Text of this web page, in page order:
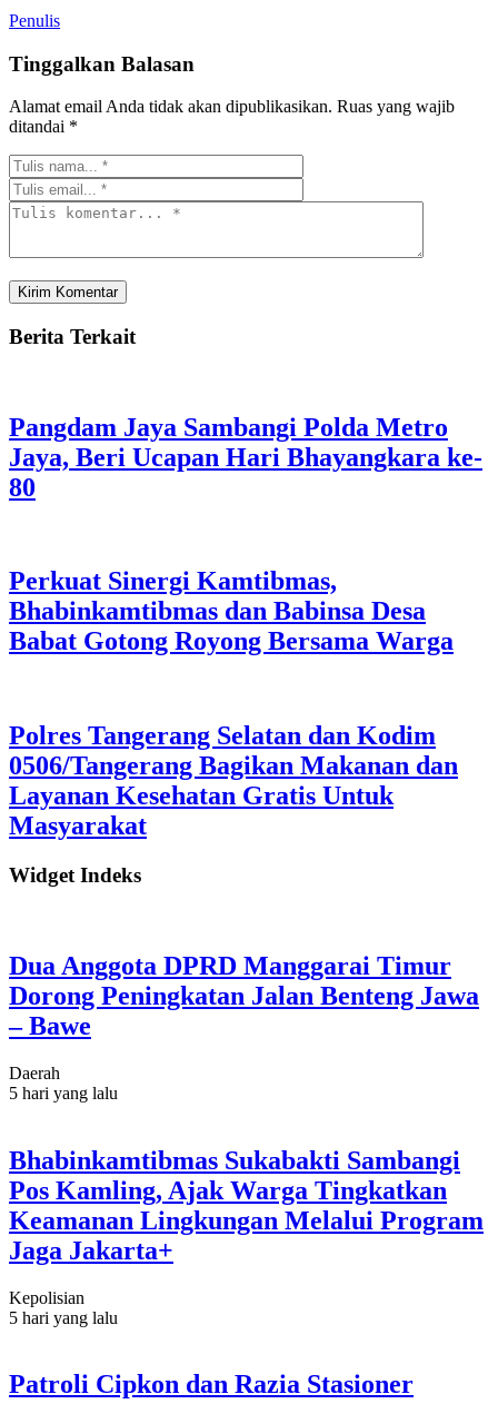
Penulis
Tinggalkan Balasan
Alamat email Anda tidak akan dipublikasikan. Ruas yang wajib
ditandai *
Berita Terkait
Pangdam Jaya Sambangi Polda Metro
Jaya, Beri Ucapan Hari Bhayangkara ke-
80
Perkuat Sinergi Kamtibmas,
Bhabinkamtibmas dan Babinsa Desa
Babat Gotong Royong Bersama Warga
Polres Tangerang Selatan dan Kodim
0506/Tangerang Bagikan Makanan dan
Layanan Kesehatan Gratis Untuk
Masyarakat
Widget Indeks
Dua Anggota DPRD Manggarai Timur
Dorong Peningkatan Jalan Benteng Jawa
– Bawe
Daerah
5 hari yang lalu
Bhabinkamtibmas Sukabakti Sambangi
Pos Kamling, Ajak Warga Tingkatkan
Keamanan Lingkungan Melalui Program
Jaga Jakarta+
Kepolisian
5 hari yang lalu
Patroli Cipkon dan Razia Stasioner